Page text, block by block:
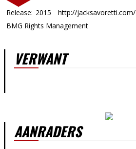
Release: 2015
http://jacksavoretti.com/
BMG Rights Management
VERWANT
AANRADERS